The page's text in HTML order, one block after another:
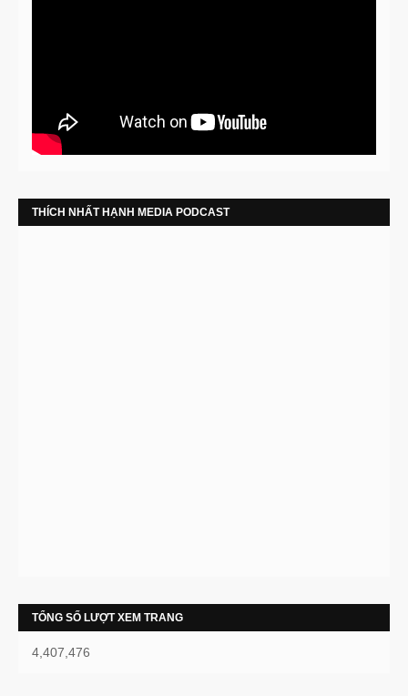
THÍCH NHẤT HẠNH MEDIA PODCAST
TỔNG SỐ LƯỢT XEM TRANG
4,407,476